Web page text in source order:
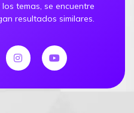
temas, se encuentre
resultados similares.